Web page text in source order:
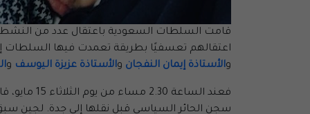
قامت السلطات السعودية باعتقال عدد من
اعتقالهم تعسفيًا بطريقة تعمدت فيها السلطات
والأستاذة إيمان النفجان والأستاذة عزيزة اليوسف و
فعند